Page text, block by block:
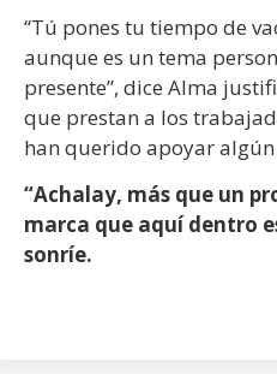
“Tú pones tu tiempo de
aunque es un tema
presente”, dice Alma
que prestan a los
han querido apoyar
“Achalay, más que un
marca que aquí dentro
sonríe.